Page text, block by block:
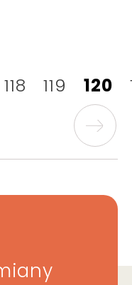
118 119 120